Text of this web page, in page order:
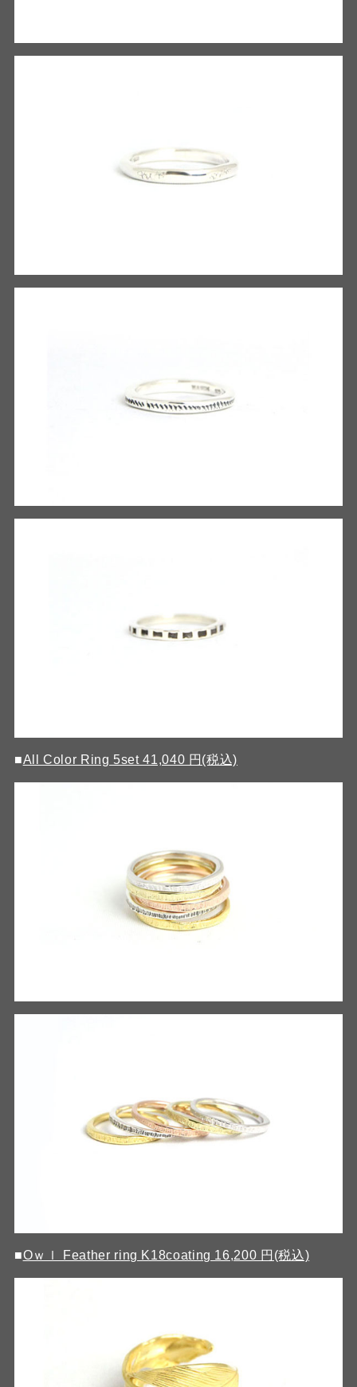
■All Color Ring 5set 41,040 円(税込)
■Oｗｌ Feather ring K18coating 16,200 円(税込)